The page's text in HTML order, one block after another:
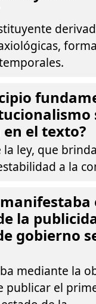
el texto?
ley, que brinda
a la
la
gobierno
mediante la
publicar el